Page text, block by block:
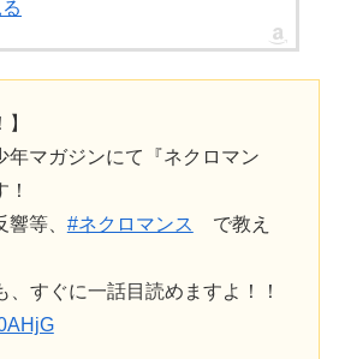
年マガジンにて『ネクロマン
等、 #ネクロマンス
で教え
、すぐに一話目読めますよ！！